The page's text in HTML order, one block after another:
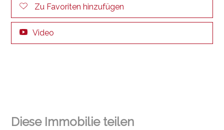
Zu Favoriten hinzufügen
Video
Diese Immobilie teilen